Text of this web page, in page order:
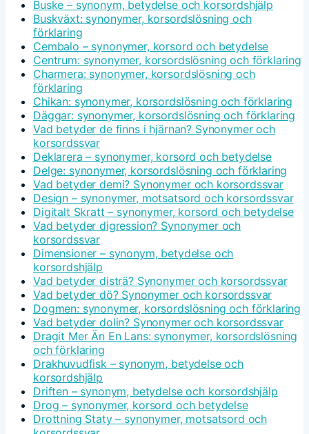
Buske – synonym, betydelse och korsordshjälp
Buskväxt: synonymer, korsordslösning och
förklaring
Cembalo – synonymer, korsord och betydelse
Centrum: synonymer, korsordslösning och förklaring
Charmera: synonymer, korsordslösning och
förklaring
Chikan: synonymer, korsordslösning och förklaring
Däggar: synonymer, korsordslösning och förklaring
Vad betyder de finns i hjärnan? Synonymer och
korsordssvar
Deklarera – synonymer, korsord och betydelse
Delge: synonymer, korsordslösning och förklaring
Vad betyder demi? Synonymer och korsordssvar
Design – synonymer, motsatsord och korsordssvar
Digitalt Skratt – synonymer, korsord och betydelse
Vad betyder digression? Synonymer och
korsordssvar
Dimensioner – synonym, betydelse och
korsordshjälp
Vad betyder disträ? Synonymer och korsordssvar
Vad betyder dö? Synonymer och korsordssvar
Dogmen: synonymer, korsordslösning och förklaring
Vad betyder dolin? Synonymer och korsordssvar
Dragit Mer Än En Lans: synonymer, korsordslösning
och förklaring
Drakhuvudfisk – synonym, betydelse och
korsordshjälp
Driften – synonym, betydelse och korsordshjälp
Drog – synonymer, korsord och betydelse
Drottning Staty – synonymer, motsatsord och